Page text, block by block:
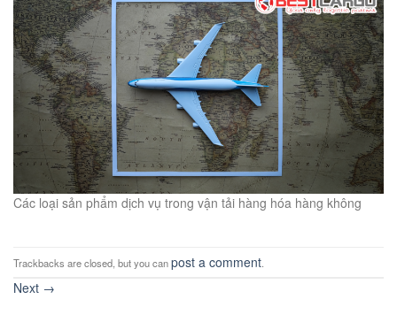
Các loại sản phẩm dịch vụ trong vận tải hàng hóa hàng không
Trackbacks are closed, but you canpost a comment
Next →